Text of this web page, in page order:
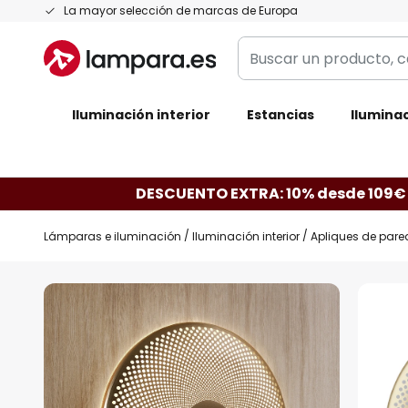
La mayor selección de marcas de Europa
Ir
contenido
Buscar
un
categoría,
Iluminación interior Estancias
DESCUENTO EXTRA: 10% desde
Lámparas e iluminación Iluminación interior Apliques de
Saltar
al
final
de
la